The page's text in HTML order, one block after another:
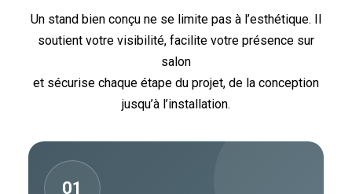
Un stand bien conçu ne se limite pas à l’esthétique. Il
soutient votre visibilité, facilite votre présence sur
salon
et sécurise chaque étape du projet, de la conception
jusqu’à l’installation.
01